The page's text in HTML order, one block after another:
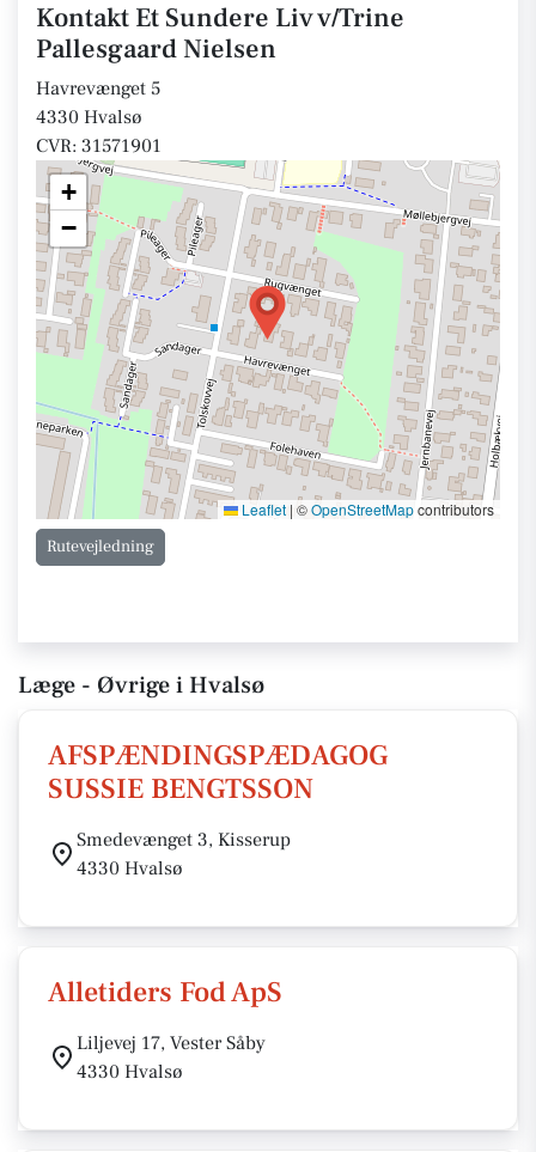
Kontakt Et Sundere Liv v/Trine
Pallesgaard Nielsen
Havrevænget 5
4330 Hvalsø
CVR: 31571901
+
−
Leaflet | ©OpenStreetMapcontributors
Rutevejledning
Læge - Øvrige i Hvalsø
AFSPÆNDINGSPÆDAGOG
SUSSIE BENGTSSON
Smedevænget 3, Kisserup
4330 Hvalsø
Alletiders Fod ApS
Liljevej 17, Vester Såby
4330 Hvalsø